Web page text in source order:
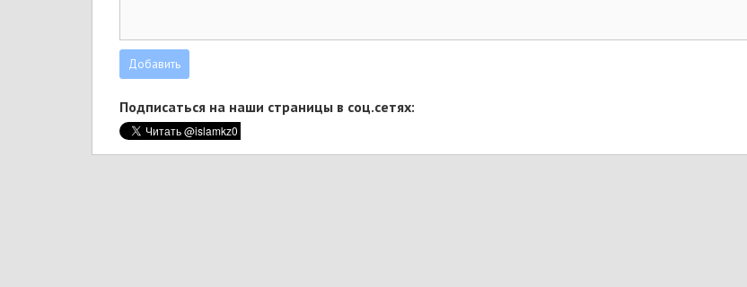
Подписаться на наши страницы в соц.сетях: